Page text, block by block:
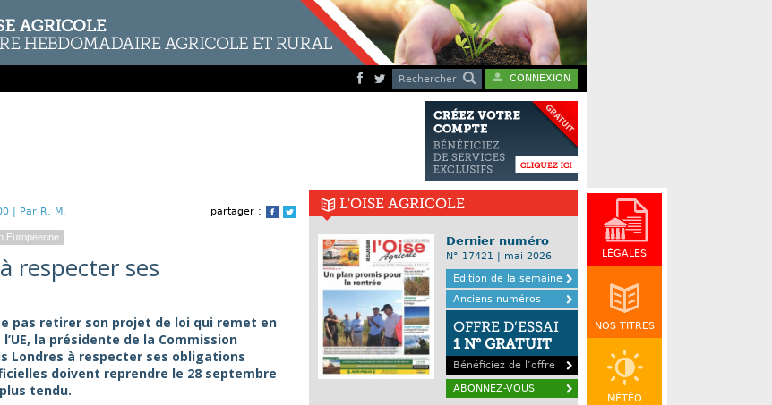
Rechercher CONNEXION
LÉGALES
NOS TITRES
MÉTÉO
partager :
Facebook
Twitter
| Par R. M.
Europeenne
respecter ses
pas retirer son projet de loi qui remet en
la présidente de la Commission
Londres à respecter ses obligations
doivent reprendre le 28 septembre
tendu.
L'OISE AGRICOLE
Dernier numéro
N° 17421 | mai 2026
Edition de la semaine
Anciens numéros
OFFRE D’ESSAI
1 N° GRATUIT
Bénéficiez de l’offre
ABONNEZ-VOUS